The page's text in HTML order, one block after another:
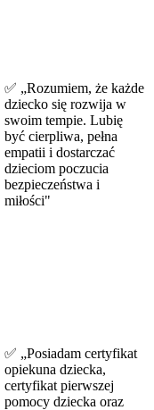
✅ „Rozumiem, że każde
dziecko się rozwija w
swoim tempie. Lubię
być cierpliwa, pełna
empatii i dostarczać
dzieciom poczucia
bezpieczeństwa i
miłości"
✅ „Posiadam certyfikat
opiekuna dziecka,
certyfikat pierwszej
pomocy dziecka oraz